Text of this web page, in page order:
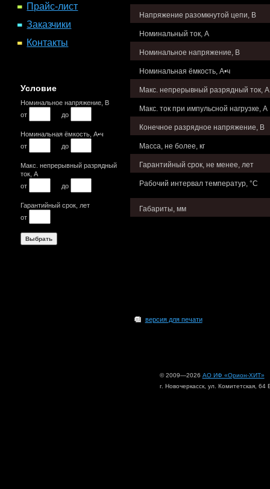
Условие
Номинальное напряжение, В
от
до
Номинальная ёмкость, А•ч
от
до
Макс. непрерывный разрядный
ток, А
от
до
Гарантийный срок, лет
от
Прайс-лист
Заказчики
Контакты
Напряжение разомкнутой цепи, В
Номинальный ток, А
Номинальное напряжение, В
Номинальная ёмкость, А•ч
Макс. непрерывный разрядный ток, А
Макс. ток при импульсной нагрузке, А
Конечное разрядное напряжение, В
Масса, не более, кг
Гарантийный срок, не менее, лет
Рабочий интервал температур, °С
Габариты, мм
версия для печати
© 2009—2026 АО ИФ «Орион-ХИТ»
г. Новочеркасск, ул. Комитетская, 64